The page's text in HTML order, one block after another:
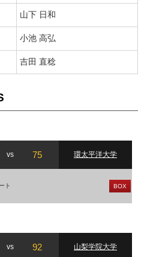
山下 日和
小池 高弘
吉田 直稔
vs 75 環太平洋大学
ト BOX
vs 92 山梨学院大学